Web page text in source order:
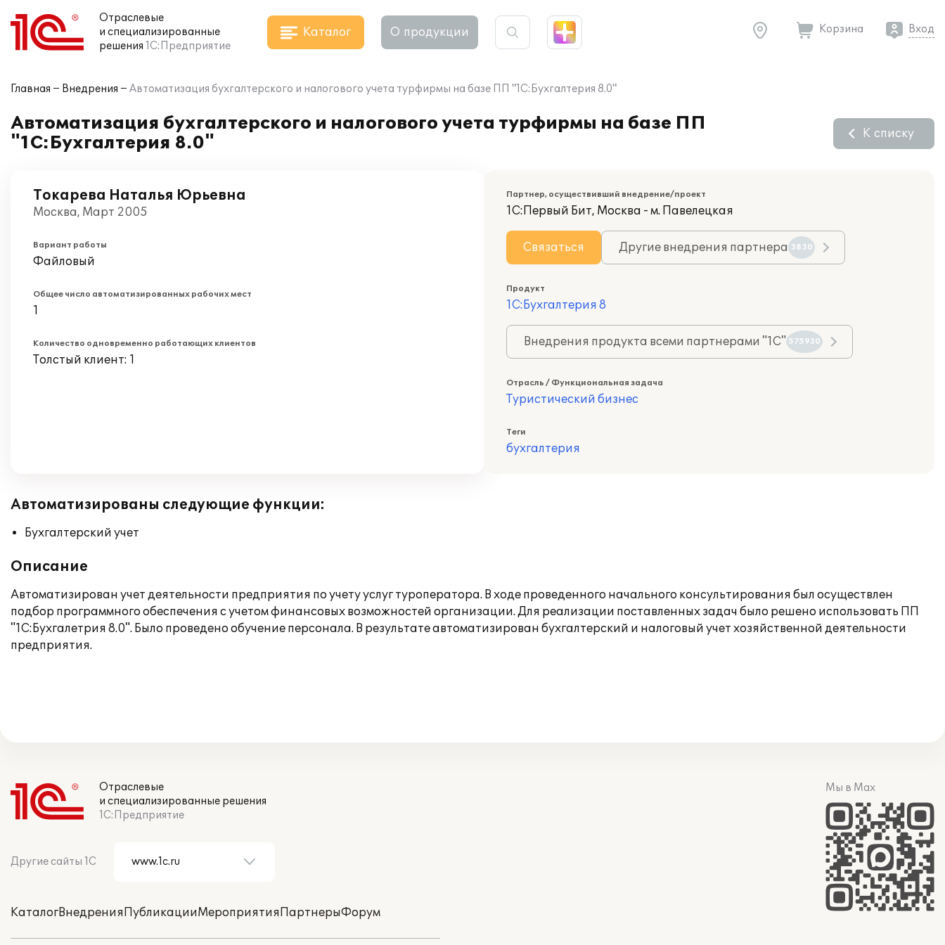
Отраслевые
и специализированные
решения 1С:Предприятие
Каталог О продукции Корзина Вход
Главная Внедрения Автоматизация бухгалтерского и налогового учета турфирмы на базе ПП "1С:Бухгалтерия 8.0"
Автоматизация бухгалтерского и налогового учета турфирмы на базе ПП
"1С:Бухгалтерия 8.0"
К списку
Токарева Наталья Юрьевна
Москва, Март 2005
Вариант работы
Файловый
Общее число автоматизированных рабочих мест
1
Количество одновременно работающих клиентов
Толстый клиент: 1
Партнер, осуществивший внедрение/проект
1С:Первый Бит, Москва - м. Павелецкая
Связаться Другие внедрения партнера 3830
Продукт
1С:Бухгалтерия 8
Внедрения продукта всеми партнерами "1С" 575930
Отрасль / Функциональная задача
Туристический бизнес
Теги
бухгалтерия
Автоматизированы следующие функции:
Бухгалтерский учет
Описание
Автоматизирован учет деятельности предприятия по учету услуг туроператора. В ходе проведенного начального консультирования был осуществлен
подбор программного обеспечения с учетом финансовых возможностей организации. Для реализации поставленных задач было решено использовать ПП
"1С:Бухгалетрия 8.0". Было проведено обучение персонала. В результате автоматизирован бухгалтерский и налоговый учет хозяйственной деятельности
предприятия.
Отраслевые
и специализированные решения
1С:Предприятие
Другие сайты 1С
КаталогВнедренияПубликацииМероприятияПартнерыФорум
Мы в Max